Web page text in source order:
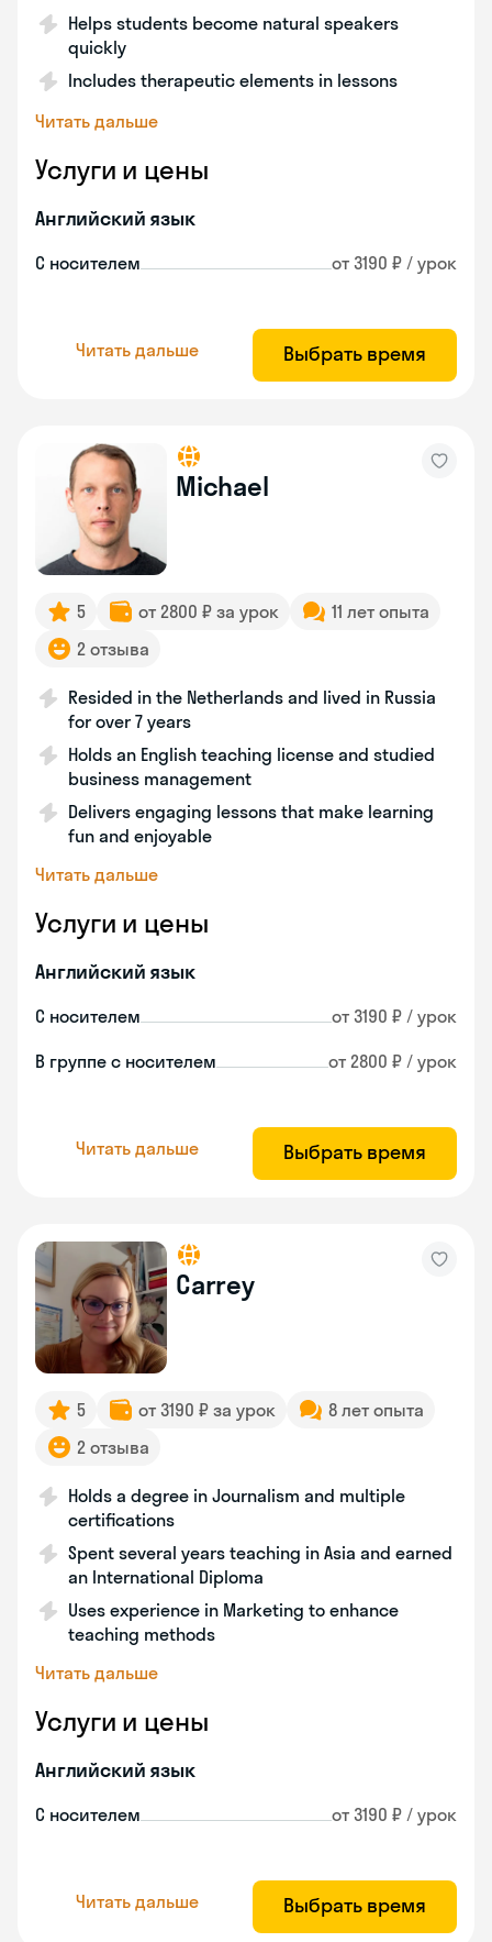
Helps students become natural speakers
quickly
Includes therapeutic elements in lessons
Читать дальше
Услуги и цены
Английский язык
С носителем от 3190 ₽ / урок
Читать дальше Выбрать время
Michael
5 от 2800 ₽ за урок
11 лет опыта
2 отзыва
Resided in the Netherlands and lived in Russia
for over 7 years
Holds an English teaching license and studied
business management
Delivers engaging lessons that make learning
fun and enjoyable
Читать дальше
Услуги и цены
Английский язык
С носителем от 3190 ₽ / урок
В группе с носителем от 2800 ₽ / урок
Читать дальше Выбрать время
Carrey
5 от 3190 ₽ за урок
8 лет опыта
2 отзыва
Holds a degree in Journalism and multiple
certifications
Spent several years teaching in Asia and earned
an International Diploma
Uses experience in Marketing to enhance
teaching methods
Читать дальше
Услуги и цены
Английский язык
С носителем от 3190 ₽ / урок
Читать дальше Выбрать время